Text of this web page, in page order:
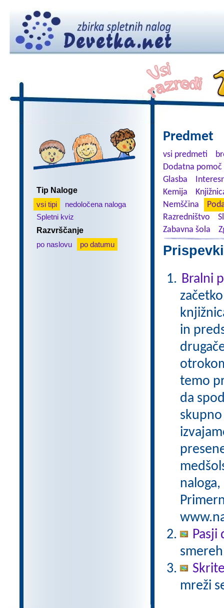
Tip Naloge
vsi tipi
nedoločena naloga
Spletni kviz
Razvrščanje
po naslovu
po datumu
Predmet
vsi predmeti
Dodatna
Glasba
Kemija
Nemščina
Razredništvo
Zabavna šola
Bralni
in
temo
da
Pasji
mreži